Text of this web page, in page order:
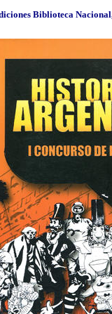
Biblioteca